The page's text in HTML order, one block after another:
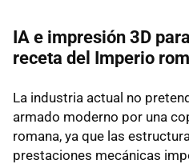
IA e impresión 3D
receta del Imperio
La industria actual no
armado moderno por una
romana, ya que las
prestaciones mecánicas